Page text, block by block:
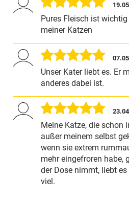
Pures Fleisch ist
meiner Katzen
Unser Kater liebt es. Er
anderes dabei ist.
Meine Katze, die schon
außer meinem selbst
wenn sie extrem
mehr eingefroren habe,
der Dose nimmt, liebt
viel.